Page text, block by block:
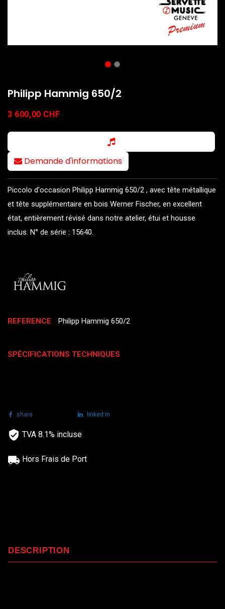
Philipp Hammig 650/2
3 600,00 CHF
Demande d'informations
Piccolo d'occasion Philipp Hammig 650/2 , avec tête métallique
et tête supplémentaire en bois Werner Fischer, en excellent
état, entièrement révisé dans notre atelier, étui et housse
inclus. N° de série : 15640.
REFERENCE Philipp Hammig 650/2
SPÉCIFICATIONS TECHNIQUES
share linked in
TVA 8.1% incluse
Hors Frais de Port
DESCRIPTION